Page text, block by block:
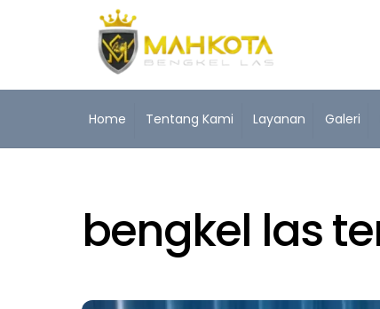
Home Tentang Kami Layanan Galeri
bengkel las